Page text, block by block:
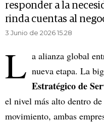
responder a la
rinda cuentas al
3 Junio de 2026 15.28
L a alianza global
nueva etapa. La
Estratégico de
el nivel más alto dentro
movimiento, ambas